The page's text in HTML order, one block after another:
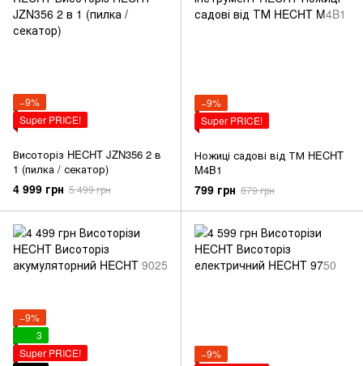
−9%
Super PRICE!
Висоторіз HECHT JZN356 2 в
1 (пилка / секатор)
4 999 грн 5 499 грн
−9%
Super PRICE!
Ножиці садові від ТМ HECHT
M4B1
799 грн 879 грн
−9%
3
Super PRICE!
−9%